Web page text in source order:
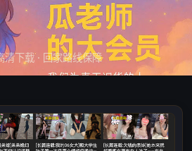
清下载 · 回家路线保障